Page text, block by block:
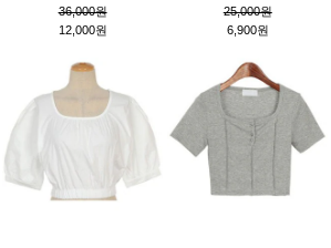
36,000원
12,000원
25,000원
6,900원